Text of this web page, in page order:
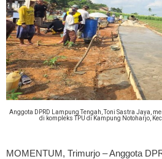
Anggota DPRD Lampung Tengah, Toni Sastra Jaya,
di kompleks TPU di Kampung Notoharjo,
MOMENTUM, Trimurjo – Anggota